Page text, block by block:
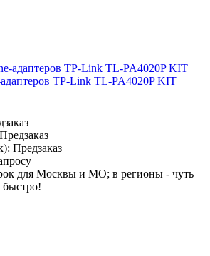
TP-Link TL-PA4020P KIT
Предзаказ
Предзаказ
для Москвы и МО; в регионы - чуть
быстро!